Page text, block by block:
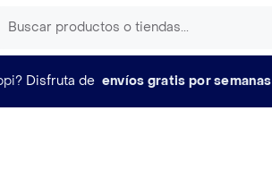
Disfruta de envíos gratis por semanas